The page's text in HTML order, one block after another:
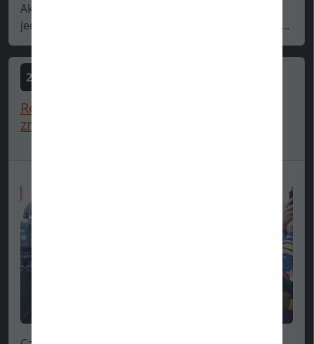
Ak by sa dal vyzdvihnúť - a predovšetkým zrušiť -
jediný okamih, ktorý by sa zapísal ako najväčší ne...
2025-06-10
Red Bull mechanik: “Ak Max tento rok
znovu vyhrá, odíde do d...